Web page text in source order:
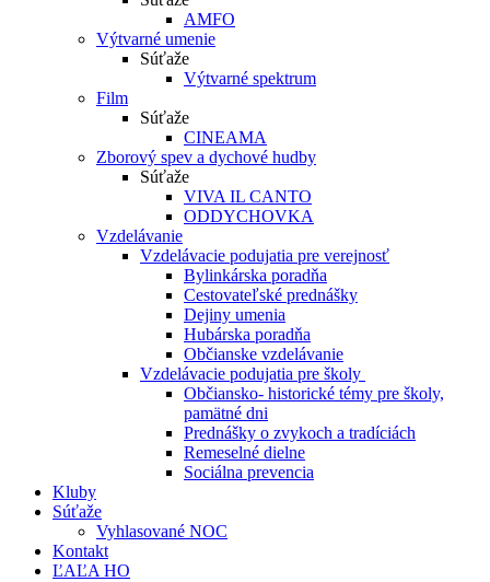
AMFO
Výtvarné umenie
Súťaže
Výtvarné spektrum
Film
Súťaže
CINEAMA
Zborový spev a dychové hudby
Súťaže
VIVA IL CANTO
ODDYCHOVKA
Vzdelávanie
Vzdelávacie podujatia pre verejnosť
Bylinkárska poradňa
Cestovateľské prednášky
Dejiny umenia
Hubárska poradňa
Občianske vzdelávanie
Vzdelávacie podujatia pre školy
Občiansko- historické témy pre školy,
pamätné dni
Prednášky o zvykoch a tradíciách
Remeselné dielne
Sociálna prevencia
Kluby
Súťaže
Vyhlasované NOC
Kontakt
ĽAĽA HO